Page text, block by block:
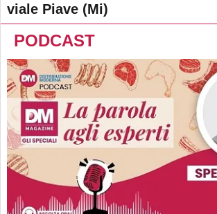
viale Piave (Mi)
PODCAST